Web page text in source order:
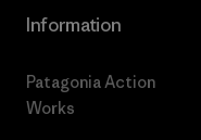
Information
Patagonia Action
Works